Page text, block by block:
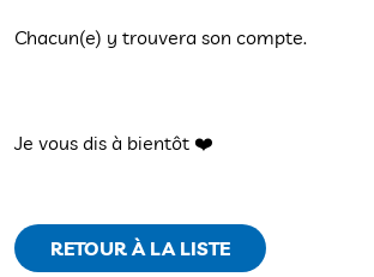
Chacun(e) y trouvera son compte.
Je vous dis à bientôt ❤️
RETOUR À LA LISTE